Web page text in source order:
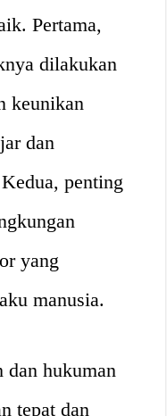
Pertama,
dilakukan
keunikan
dan
penting
yang
manusia.
dan hukuman
tepat dan